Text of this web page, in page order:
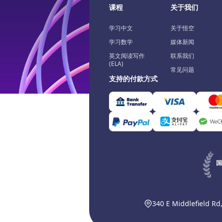
课程
学习中文
学习数学
英文阅读写作
(ELA)
关于我们
关于悟空
媒体新闻
联系我们
常见问题
支持的付款方式
340 E Middlefield